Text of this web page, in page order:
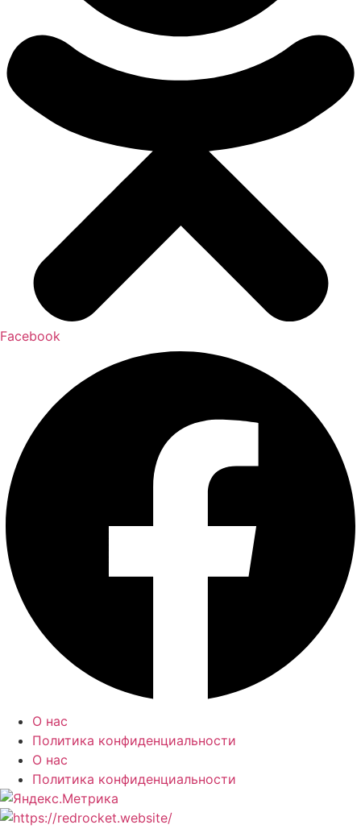
Facebook
О нас
Политика конфиденциальности
О нас
Политика конфиденциальности